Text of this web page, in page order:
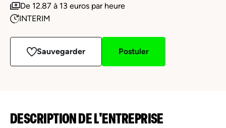
De 12.87 à 13 euros par heure
INTERIM
Sauvegarder Postuler
DESCRIPTION DE L'ENTREPRISE